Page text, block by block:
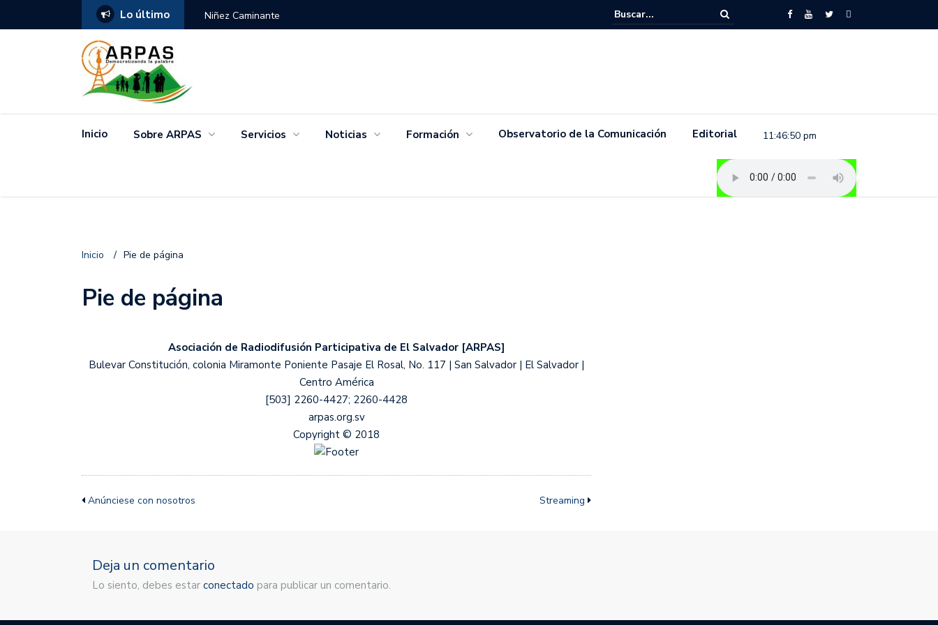
Lo último Niñez Caminante
Movimiento feminista se pronuncia previo a la conmemoración del 8 de marzo
Salvador.
Inicio Sobre ARPAS Servicios Noticias Formación Observatorio de la Comunicación Editorial 11:46:50 pm
Inicio / Pie de página
Pie de página
Asociación de Radiodifusión Participativa de El Salvador [ARPAS]
Bulevar Constitución, colonia Miramonte Poniente Pasaje El Rosal, No. 117 | San Salvador | El Salvador |
Centro América
[503] 2260-4427; 2260-4428
arpas.org.sv
Copyright © 2018
Anúnciese con nosotros Streaming
Deja un comentario
Lo siento, debes estar conectado para publicar un comentario.